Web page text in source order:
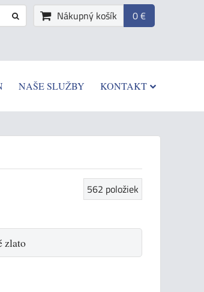
Nákupný košík 0 €
NAŠE SLUŽBY KONTAKT
562 položiek
zlato